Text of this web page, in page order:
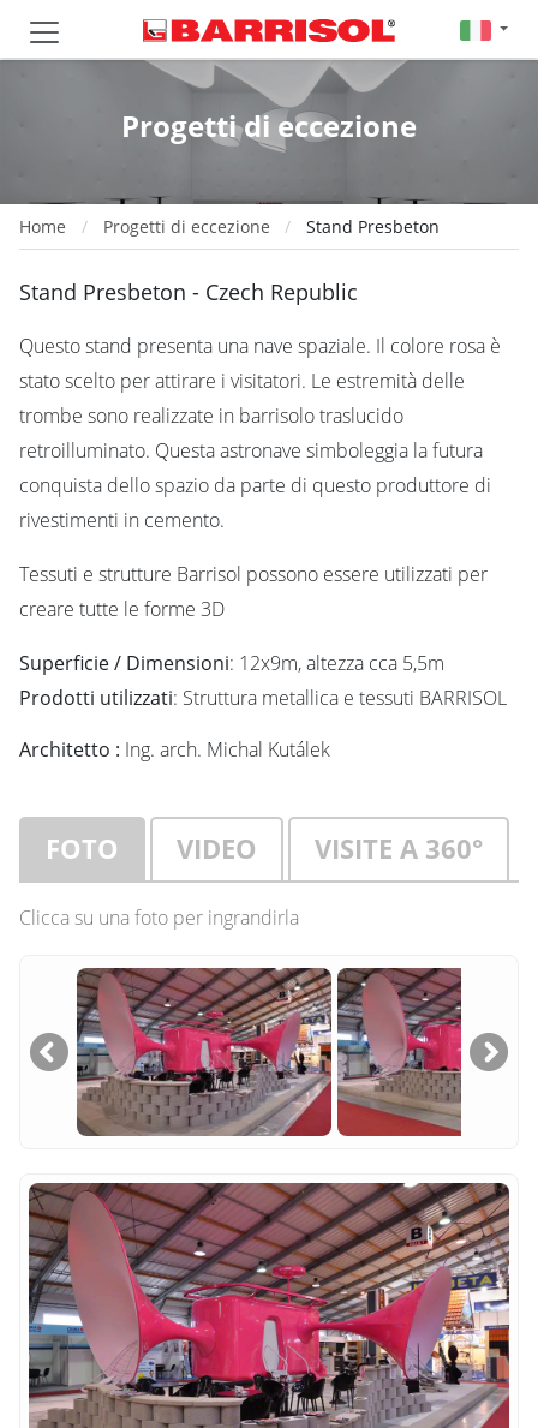
Progetti di eccezione
Home Progetti di eccezione Stand Presbeton
Stand Presbeton - Czech Republic
Questo stand presenta una nave spaziale. Il colore rosa è
stato scelto per attirare i visitatori. Le estremità delle
trombe sono realizzate in barrisolo traslucido
retroilluminato. Questa astronave simboleggia la futura
conquista dello spazio da parte di questo produttore di
rivestimenti in cemento.
Tessuti e strutture Barrisol possono essere utilizzati per
creare tutte le forme 3D
Superficie / Dimensioni: 12x9m, altezza cca 5,5m
Prodotti utilizzati: Struttura metallica e tessuti BARRISOL
Architetto : Ing. arch. Michal Kutálek
FOTO VIDEO VISITE A 360°
Clicca su una foto per ingrandirla